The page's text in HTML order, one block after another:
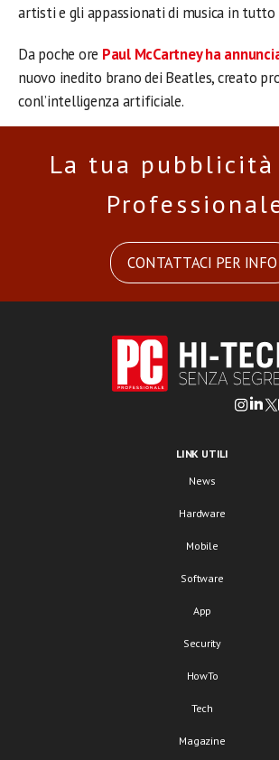
artisti e gli appassionati di musica in tutto
Da poche ore Paul McCartney ha
nuovo inedito brano dei Beatles, creato
conl’intelligenza artificiale.
La tua pubblicità
CONTATTACI PER INFO
LINK UTILI
News
Hardware
Mobile
Software
App
Security
HowTo
Tech
Magazine